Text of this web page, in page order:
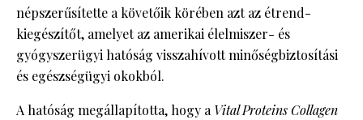
népszerűsítette a követőik körében azt az étrend-
kiegészítőt, amelyet az amerikai élelmiszer- és
gyógyszerügyi hatóság visszahívott minőségbiztosítási
és egészségügyi okokból.
A hatóság megállapította, hogy aVital Proteins Collagen